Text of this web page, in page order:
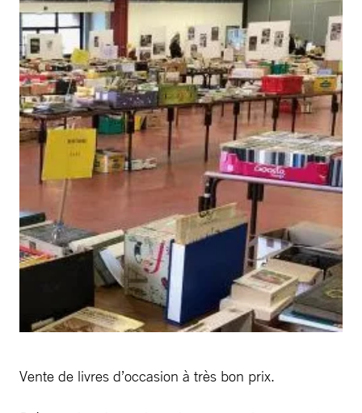
Vente de livres d’occasion à très bon prix.